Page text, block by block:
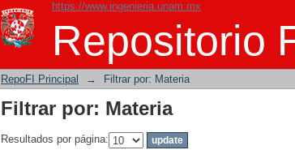
https://www.ingenieria.unam.mx
Repositorio
Filtrar por: Materia
RepoFI Principal → Filtrar por: Materia
Filtrar por: Materia
Resultados por página: